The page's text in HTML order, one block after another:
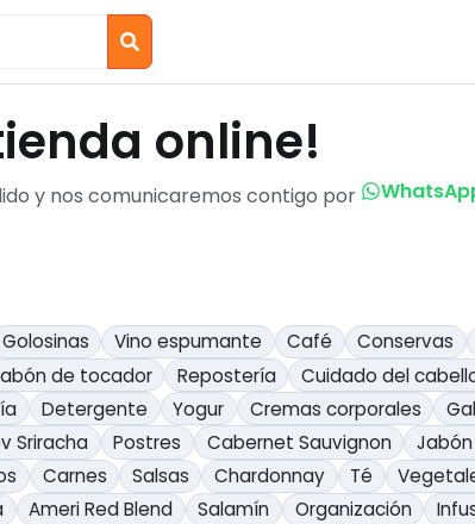
online!
y nos comunicaremos contigo por
Golosinas Vino espumante Café Conservas
de tocador Repostería Cuidado del
Detergente Yogur Cremas corporales
Sriracha Postres Cabernet Sauvignon
Carnes Salsas Chardonnay Té
Ameri Red Blend Salamín Organización